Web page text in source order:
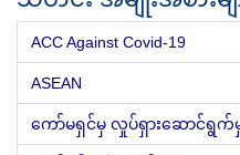
ACC Against Covid-19
ASEAN
ကော်မရှင်မှ လှုပ်ရှားဆောင်ရွက်မှု